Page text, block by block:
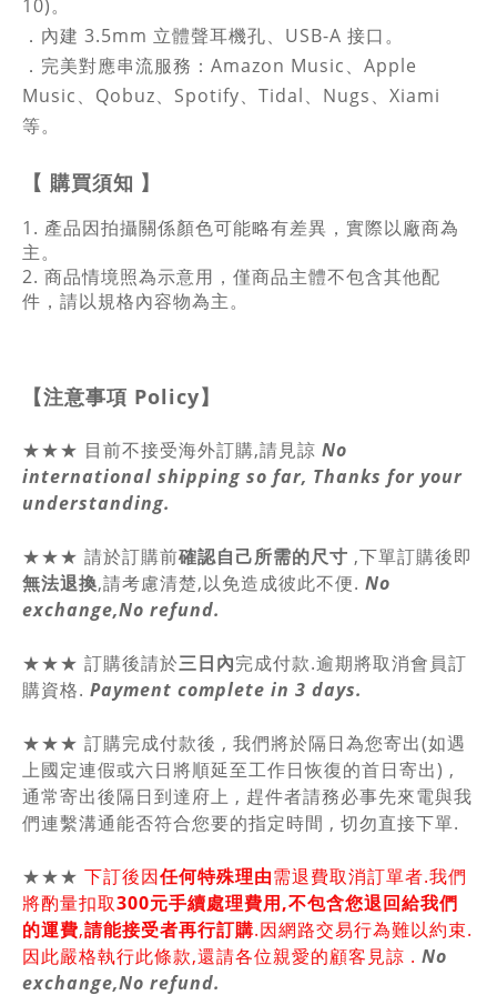
10)。
．內建 3.5mm 立體聲耳機孔、USB-A 接口。
．完美對應串流服務：Amazon Music、Apple
Music、Qobuz、Spotify、Tidal、Nugs、Xiami
等。
【 購買須知 】
1. 產品因拍攝關係顏色可能略有差異，實際以廠商為
主。
2. 商品情境照為示意用，僅商品主體不包含其他配
件，請以規格內容物為主。
【注意事項 Policy】
★★★ 目前不接受海外訂購,請見諒 No
international shipping so far, Thanks for your
understanding.
★★★ 請於訂購前確認自己所需的尺寸 ,下單訂購後即
無法退換,請考慮清楚,以免造成彼此不便. No
exchange,No refund.
★★★ 訂購後請於三日內完成付款.逾期將取消會員訂
購資格. Payment complete in 3 days.
★★★ 訂購完成付款後 , 我們將於隔日為您寄出(如遇
上國定連假或六日將順延至工作日恢復的首日寄出) ,
通常寄出後隔日到達府上 , 趕件者請務必事先來電與我
們連繫溝通能否符合您要的指定時間 , 切勿直接下單.
★★★ 下訂後因任何特殊理由需退費取消訂單者.我們
將酌量扣取300元手續處理費用,不包含您退回給我們
的運費,請能接受者再行訂購.因網路交易行為難以約束.
因此嚴格執行此條款,還請各位親愛的顧客見諒 . No
exchange,No refund.